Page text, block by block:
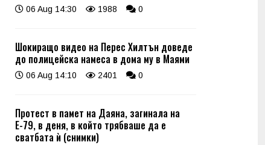
06 Aug 14:30 1988 0
Шокиращо видео на Перес Хилтън доведе
до полицейска намеса в дома му в Маями
06 Aug 14:10 2401 0
Протест в памет на Даяна, загинала на
Е-79, в деня, в който трябваше да е
сватбата ѝ (снимки)